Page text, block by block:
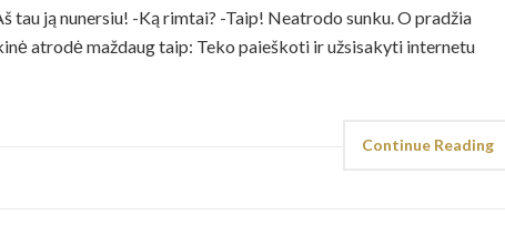
tau ją nunersiu! -Ką rimtai? -Taip! Neatrodo sunku. O pradžia
atrodė maždaug taip: Teko paieškoti ir užsisakyti internetu
Continue Reading